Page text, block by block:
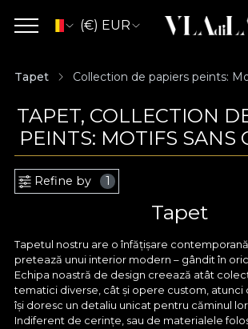
(€) EUR
Tapet Collection de papiers peints:
TAPET, COLLECTION
PEINTS: MOTIFS SANS
Refine by 1
Tapet
Tapetul nostru are o înfățișare
pretează unui interior modern – gândit în
Echipa noastră de design creează atât
tematici diverse, cât și opere custom, atunci
își doresc un detaliu unicat pentru căminul lor.
Indiferent de cerințe, sau de materialele